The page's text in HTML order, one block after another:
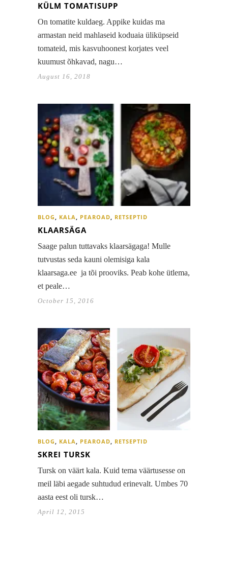
KÜLM TOMATISUPP
On tomatite kuldaeg. Appike kuidas ma
armastan neid mahlaseid koduaia üliküpseid
tomateid, mis kasvuhoonest korjates veel
kuumust õhkavad, nagu…
August 16, 2018
BLOG, KALA, PEAROAD, RETSEPTID
KLAARSÄGA
Saage palun tuttavaks klaarsägaga! Mulle
tutvustas seda kauni olemisiga kala
klaarsaga.ee ja tõi prooviks. Peab kohe ütlema,
et peale…
October 15, 2016
BLOG, KALA, PEAROAD, RETSEPTID
SKREI TURSK
Tursk on väärt kala. Kuid tema väärtusesse on
meil läbi aegade suhtudud erinevalt. Umbes 70
aasta eest oli tursk…
April 12, 2015